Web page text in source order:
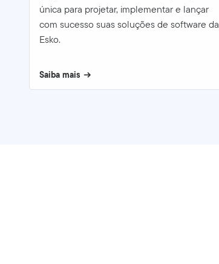
única para projetar, implementar e lançar
com sucesso suas soluções de software da
Esko.
Saiba mais